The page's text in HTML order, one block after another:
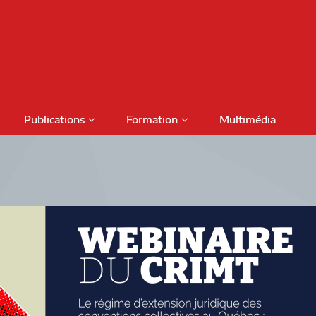
Séminaires réguliers
Rencontres de projet
Publications
Rapports de recherche
Formation Multimédia